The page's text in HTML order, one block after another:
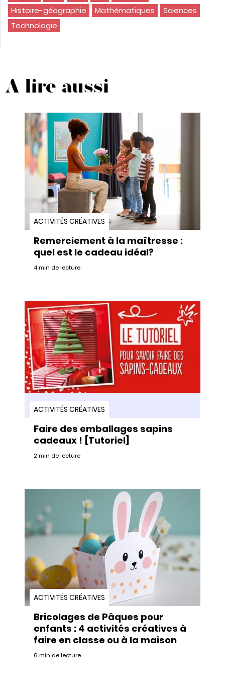
Histoire-géographie
Mathématiques
Sciences
Technologie
A lire aussi
ACTIVITÉS CRÉATIVES
Remerciement à la maîtresse :
quel est le cadeau idéal?
4 min de lecture
ACTIVITÉS CRÉATIVES
Faire des emballages sapins
cadeaux ! [Tutoriel]
2 min de lecture
ACTIVITÉS CRÉATIVES
Bricolages de Pâques pour
enfants : 4 activités créatives à
faire en classe ou à la maison
6 min de lecture